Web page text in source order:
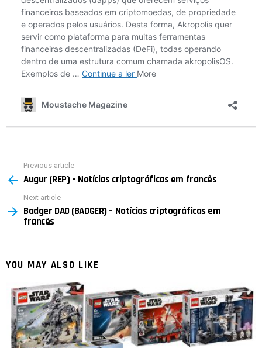
more
Previous article
Augur (REP) – Notícias criptográficas em francês
Next article
Badger DAO (BADGER) – Notícias criptográficas em
francês
YOU MAY ALSO LIKE